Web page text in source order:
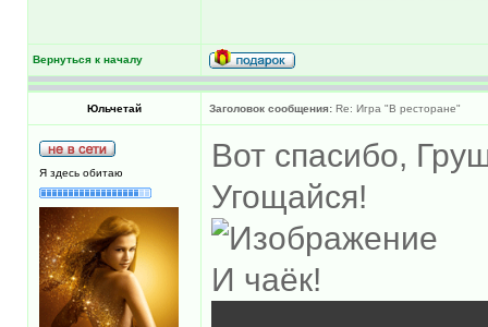
Вернуться к началу
Юльчетай Заголовок сообщения: Re: Игра "В ресторане"
Я здесь обитаю
Вот спасибо,
Угощайся!
И чаёк!